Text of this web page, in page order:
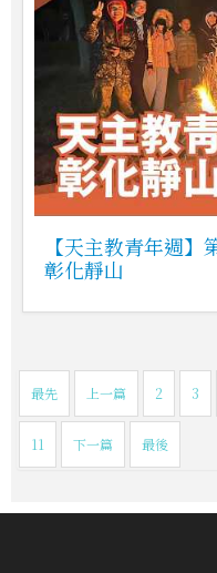
【天主教青年週
彰化靜山
最先 上一篇 2 3
11 下一篇 最後